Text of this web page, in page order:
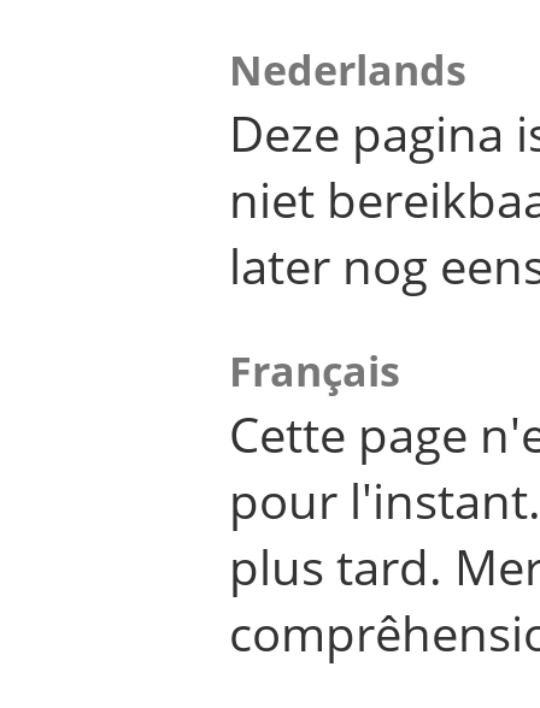
Nederlands
Deze pagina
niet
later nog
Français
Cette page
pour
plus tard.